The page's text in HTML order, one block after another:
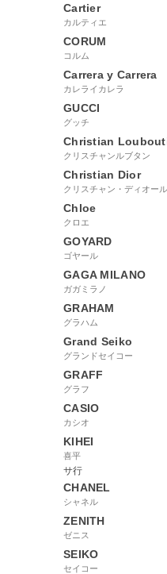
Cartier
カルティエ
CORUM
コルム
Carrera y Carrera
カレライカレラ
GUCCI
グッチ
Christian
クリスチャンルブタン
Christian Dior
クリスチャン・ディオール
Chloe
クロエ
GOYARD
ゴヤール
GAGA MILANO
ガガミラノ
GRAHAM
グラハム
Grand Seiko
グランドセイコー
GRAFF
グラフ
CASIO
カシオ
KIHEI
喜平
サ行
CHANEL
シャネル
ZENITH
ゼニス
SEIKO
セイコー